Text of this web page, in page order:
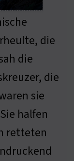
die
die
die
sie
halfen
retteten